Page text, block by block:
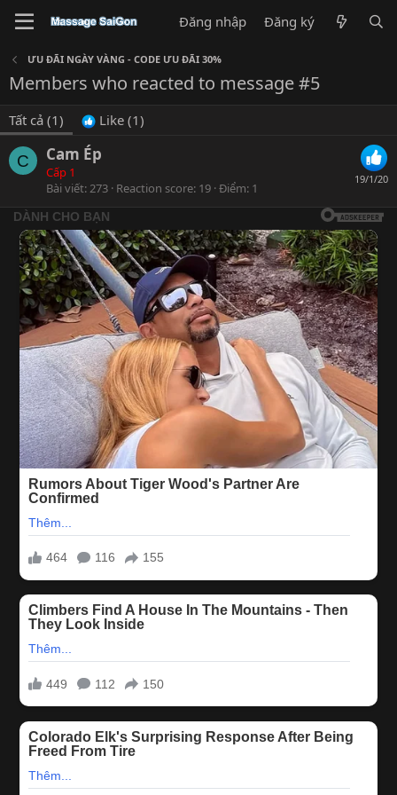
Đăng nhập Đăng ký
ƯU ĐÃI NGÀY VÀNG - CODE ƯU ĐÃI 30%
Members who reacted to message #5
Tất cả (1) Like (1)
C
19/1/20
Cam Ép
Cấp 1
Bài viết 273 Reaction score 19 Điểm 1